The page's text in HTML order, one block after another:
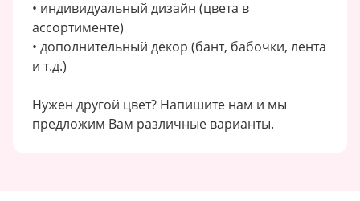
• индивидуальный дизайн (цвета в
ассортименте)
• дополнительный декор (бант, бабочки, лента
и т.д.)
Нужен другой цвет? Напишите нам и мы
предложим Вам различные варианты.